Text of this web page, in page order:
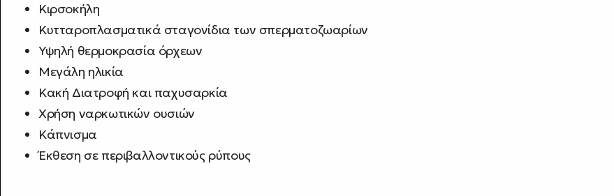
Κιρσοκήλη
Κυτταροπλασματικά σταγονίδια των σπερματοζωαρίων
Υψηλή θερμοκρασία όρχεων
Μεγάλη ηλικία
Κακή Διατροφή και παχυσαρκία
Χρήση ναρκωτικών ουσιών
Κάπνισμα
Έκθεση σε περιβαλλοντικούς ρύπους